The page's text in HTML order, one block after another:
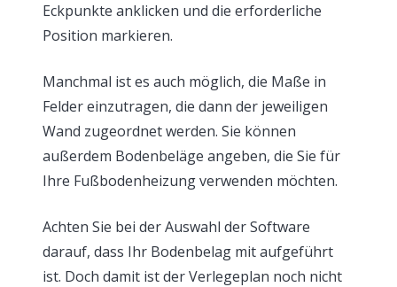
Eckpunkte anklicken und die erforderliche
Position markieren.
Manchmal ist es auch möglich, die Maße in
Felder einzutragen, die dann der jeweiligen
Wand zugeordnet werden. Sie können
außerdem Bodenbeläge angeben, die Sie für
Ihre Fußbodenheizung verwenden möchten.
Achten Sie bei der Auswahl der Software
darauf, dass Ihr Bodenbelag mit aufgeführt
ist. Doch damit ist der Verlegeplan noch nicht